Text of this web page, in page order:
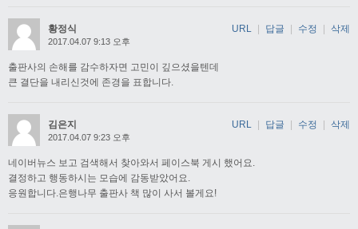
황정식
2017.04.07 9:13 오후
출판사의 손해를 감수하자면 고민이 깊으셨을텐데
큰 결단을 내리신것에 존경을 표합니다.
URL 답글 수정 삭제
김은지
2017.04.07 9:23 오후
네이버뉴스 보고 검색해서 찾아와서 페이스북 게시 했어요.
결정하고 행동하시는 모습에 감동받았어요.
응원합니다.은행나무 출판사 책 많이 사서 볼게요!
URL 답글 수정 삭제